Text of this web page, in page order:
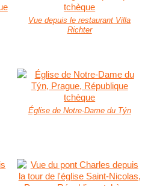
Vue depuis le restaurant Villa
Richter
Église de Notre-Dame du Týn